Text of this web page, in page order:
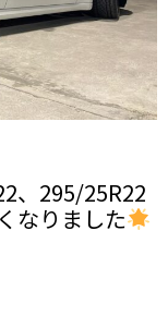
、295/25R22
なりました